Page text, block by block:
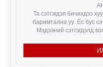
Та сэтгэгдэл бичихдээ
баримтална уу. Ёс бус
Мэдээний сэтгэгдэлд